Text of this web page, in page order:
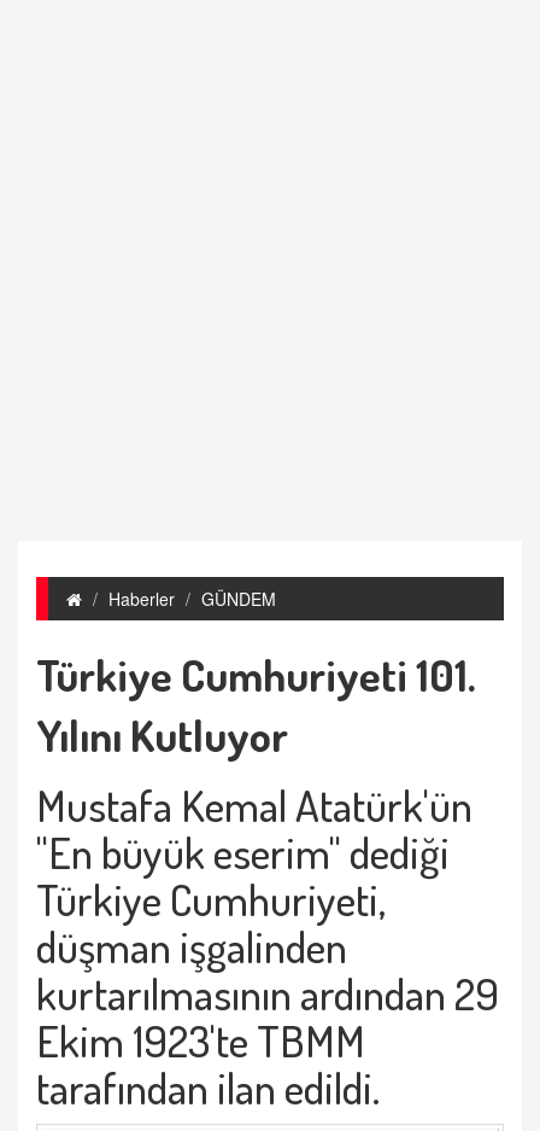
Haberler GÜNDEM
Türkiye Cumhuriyeti 101.
Yılını Kutluyor
Mustafa Kemal Atatürk'ün
"En büyük eserim" dediği
Türkiye Cumhuriyeti,
düşman işgalinden
kurtarılmasının ardından 29
Ekim 1923'te TBMM
tarafından ilan edildi.